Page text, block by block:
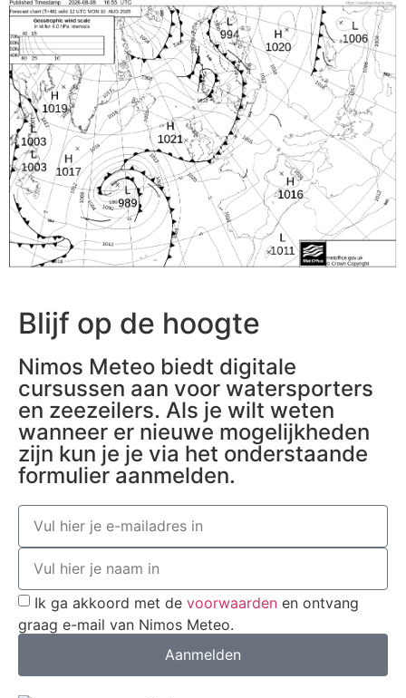
Blijf op de hoogte
Nimos Meteo biedt digitale
cursussen aan voor watersporters
en zeezeilers. Als je wilt weten
wanneer er nieuwe mogelijkheden
zijn kun je je via het onderstaande
formulier aanmelden.
Ik ga akkoord met de voorwaarden en ontvang
graag e-mail van Nimos Meteo.
Aanmelden